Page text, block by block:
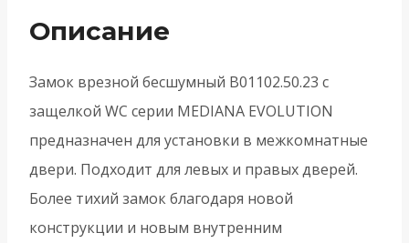
EVOLUTION-
золото
Описание
Замок врезной бесшумный B01102.50.23 с
защелкой WC серии MEDIANA EVOLUTION
предназначен для установки в межкомнатные
двери. Подходит для левых и правых дверей.
Более тихий замок благодаря новой
конструкции и новым внутренним